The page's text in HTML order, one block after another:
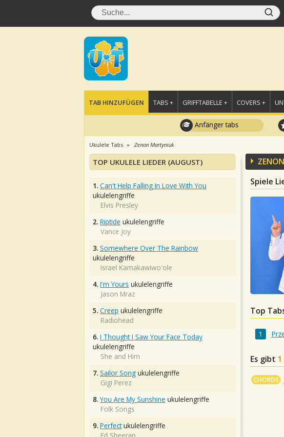
TAB HINZUFÜGEN TABS + GRIFFTABELLE + COVERS +
Anfänger tabs
Ukulele Tabs Zenon Martyniuk
Spiele
Top
Es gibt 1
CHORDS
TOP UKULELE LIEDER (AUGUST)
1. Can't Help Falling In Love With You
ukulelengriffe
Elvis Presley
2. Riptide ukulelengriffe
Vance Joy
3. Somewhere Over The Rainbow
ukulelengriffe
Israel Kamakawiwo'ole
4. I'm Yours ukulelengriffe
Jason Mraz
5. Creep ukulelengriffe
Radiohead
6. I Thought I Saw Your Face Today
ukulelengriffe
She and Him
7. Sailor Song ukulelengriffe
Gigi Perez
8. You Are My Sunshine ukulelengriffe
Folk Songs
9. Perfectukulelengriffe